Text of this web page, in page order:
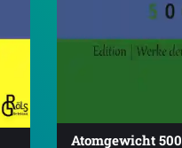
Atomgewicht 500